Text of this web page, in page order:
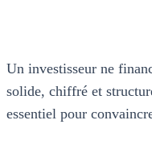
Un investisseur ne
solide, chiffré et
essentiel pour